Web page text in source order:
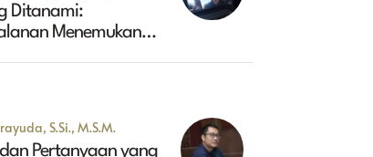
Ditanami:
Menemukan
S.Si., M.S.M.
Pertanyaan yang